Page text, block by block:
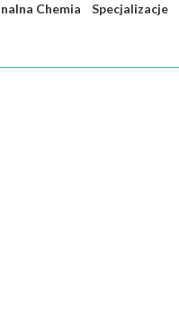
Chemia Specjalizacje